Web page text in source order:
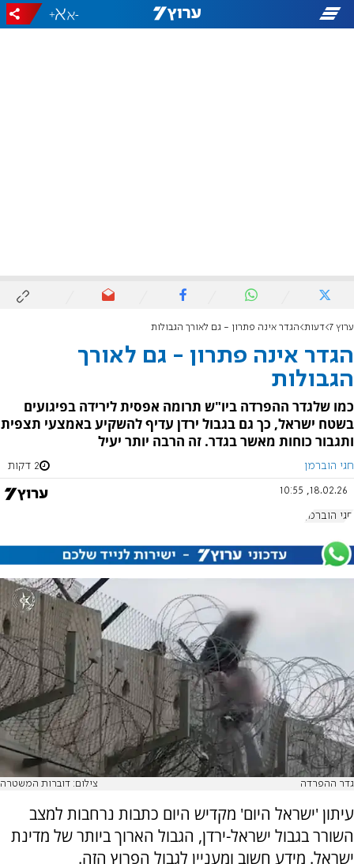
-
+
ערוץ 7 דעות הגדר אינה פתרון - גם לאורך הגבולות
הגדר אינה פתרון - גם לאורך
הגבולות
כמו שלגדר ההפרדה ביו"ש תרומה אפסית לירידה בפיגועים
בשטח ישראל, כך גם בגבול ירדן עדיף להשקיע באמצעי תצפית
ותגבור כוחות מאשר בגדר. זה הרבה יותר יעיל
חגי הוברמן 2 דקות
18.02.26, 10:55
חגי הוברמן
גדר ההפרדה צילום: דוברות המשטרה
עיתון 'ישראל היום' מקדיש היום כתבות נרחבות למצב
השורר בגבול ישראל-ירדן, הגבול הארוך ביותר של מדינת
ישראל. מידע חשוב ומעניין לגבול הפרוץ הזה.